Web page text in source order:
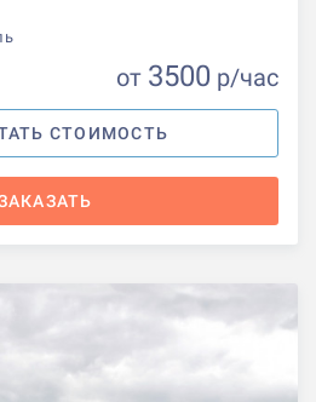
от 3500 р/час
СТОИМОСТЬ